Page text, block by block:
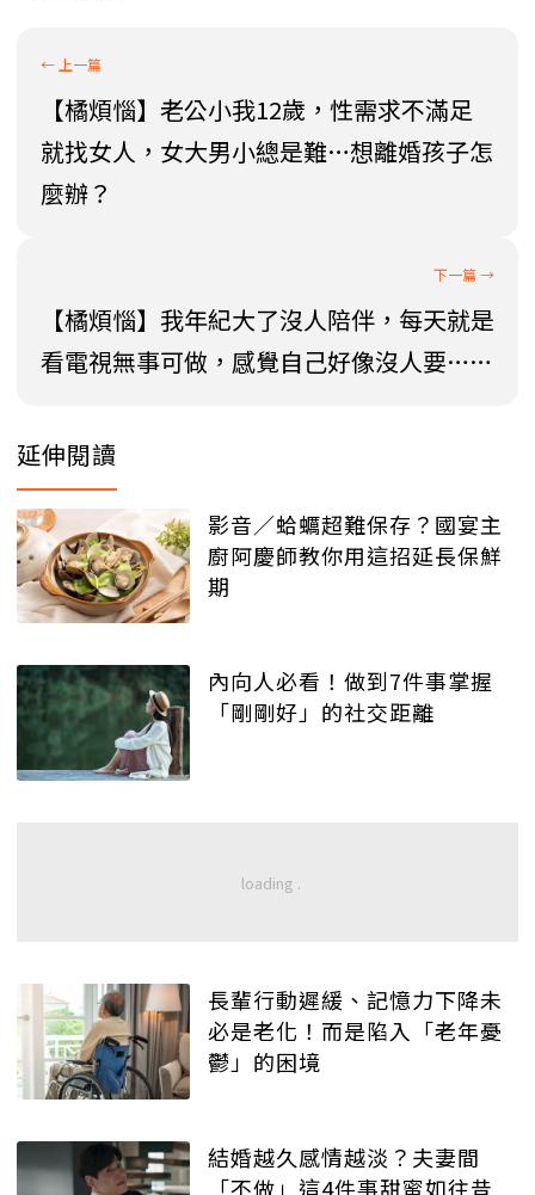
【橘煩惱】老公小我12歲，性需求不滿足
就找女人，女大男小總是難…想離婚孩子怎
麼辦？
【橘煩惱】我年紀大了沒人陪伴，每天就是
看電視無事可做，感覺自己好像沒人要……
延伸閱讀
影音／蛤蠣超難保存？國宴主
廚阿慶師教你用這招延長保鮮
期
內向人必看！做到7件事掌握
「剛剛好」的社交距離
長輩行動遲緩、記憶力下降未
必是老化！而是陷入「老年憂
鬱」的困境
結婚越久感情越淡？夫妻間
「不做」這4件事甜蜜如往昔